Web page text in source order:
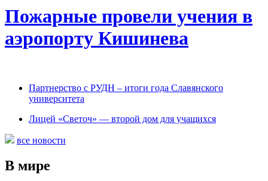
Пожарные провели учения в
аэропорту Кишинева
Партнерство с РУДН – итоги года Славянского
университета
Лицей «Светоч» — второй дом для учащихся
все новости
В мире